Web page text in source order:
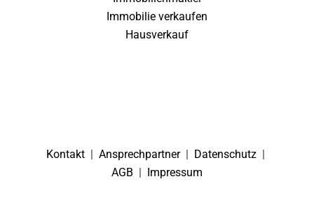
Immobilie verkaufen
Hausverkauf
Kontakt Ansprechpartner| Datenschutz
AGB
Impressum